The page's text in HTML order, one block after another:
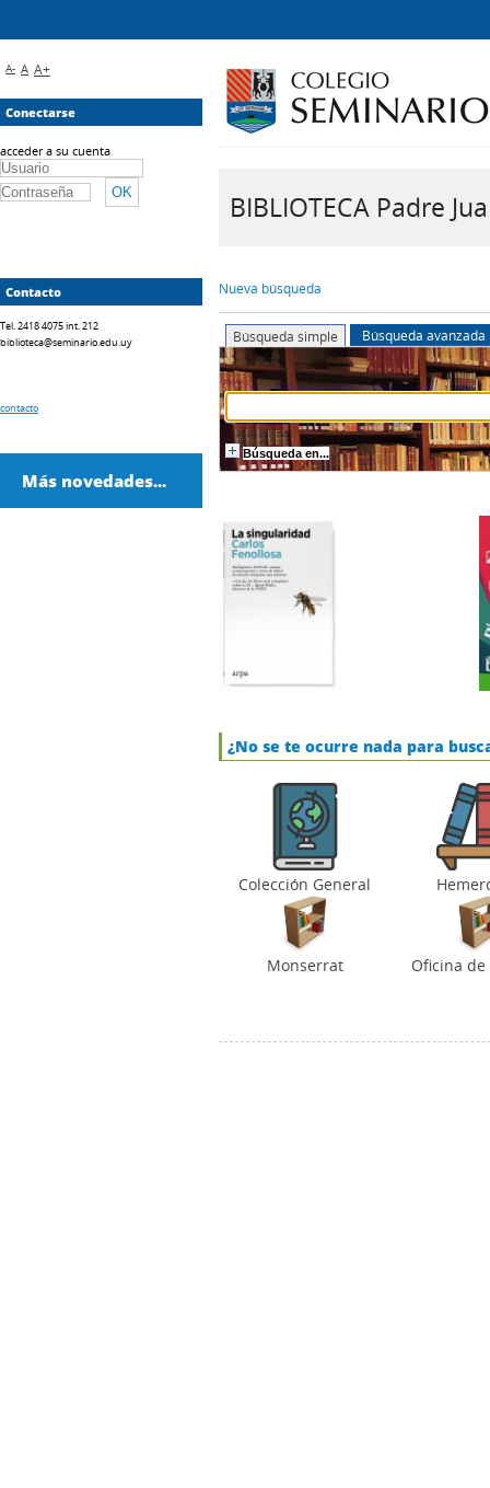
BIBLIOTECA Padre
Nueva búsqueda
Búsqueda simple Búsqueda avanzada
Búsqueda en...
¿No se te ocurre nada para
Colección General
Monserrat Oficina de
A- A A+
Conectarse
acceder a su cuenta
Contacto
Tel. 2418 4075 int. 212
biblioteca@seminario.edu.uy
contacto
Más novedades...